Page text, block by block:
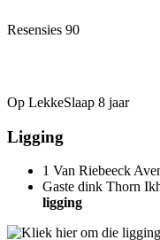
Resensies 90
Op LekkeSlaap 8 jaar
Ligging
1 Van Riebeeck
Gaste dink Thorn
ligging